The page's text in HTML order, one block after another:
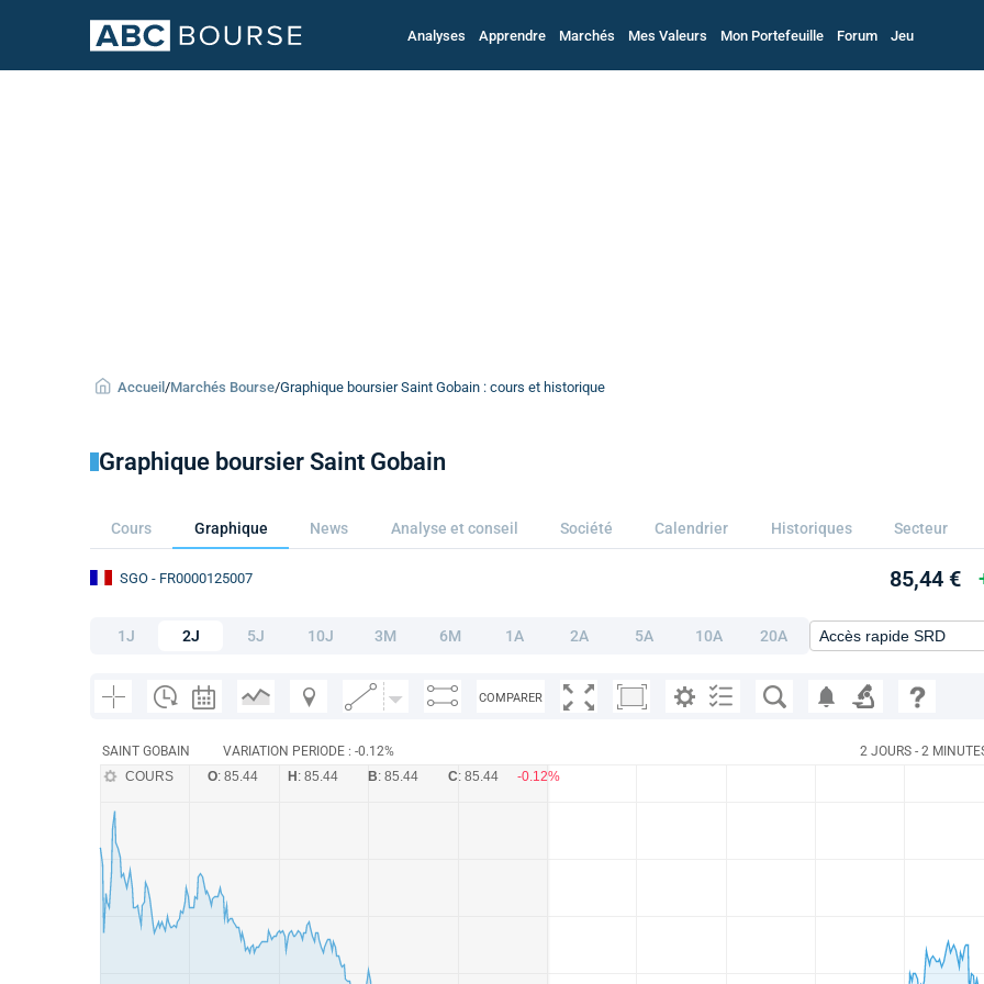
Analyses Apprendre Marchés Mes Valeurs Mon Portefeuille Forum Jeu
Accueil /Marchés Bourse/Graphique boursier Saint Gobain : cours et historique
Graphique boursier Saint Gobain
Cours Graphique News Analyse et conseil Société Calendrier Historiques Secteur
SGO - FR0000125007 85,44 €
1J 2J 5J 10J 3M 6M 1A 2A 5A 10A 20A
COMPARER
SAINT GOBAIN VARIATION PERIODE : -0.12%
2 JOURS - 2
COURS
O: 85.44 H : 85.44 B: 85.44 C: 85.44 -0.12%